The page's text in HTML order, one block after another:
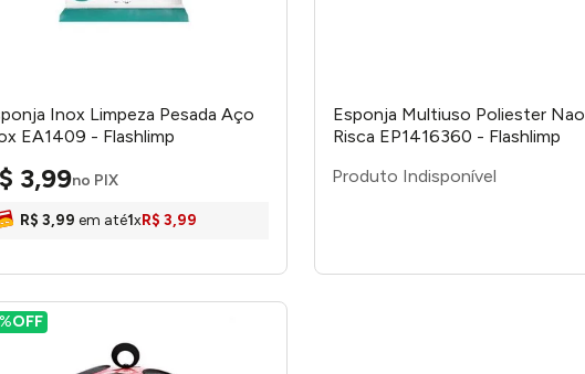
Inox Limpeza Pesada Aço
EA1409 - Flashlimp
3,99no PIX
R$ 3,99 em até1xR$ 3,99
Esponja Multiuso Poliester Nao
Risca EP1416360 - Flashlimp
OFF